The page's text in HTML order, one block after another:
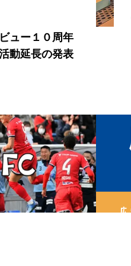
ュー１０周年
動延長の発表